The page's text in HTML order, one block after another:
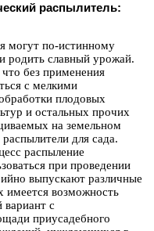
распылитель:
могут по-истинному
родить славный урожай.
без применения
с мелкими
плодовых
и остальных прочих
на земельном
для сада.
распыление
при проведении
выпускают различные
имеется возможность
с
приусадебного